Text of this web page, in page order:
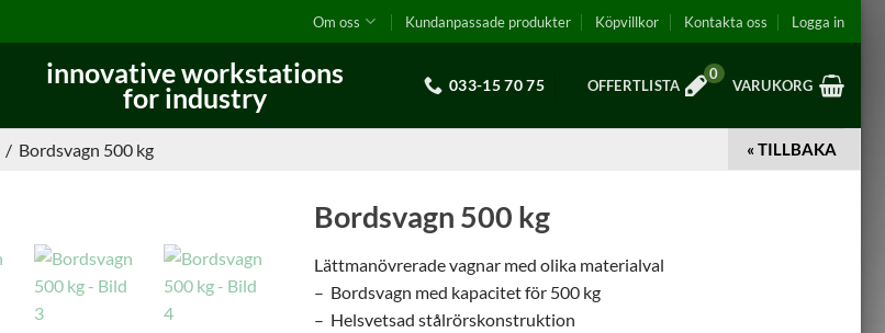
Om oss Kundanpassade produkter Köpvillkor Kontakta oss Logga in
innovative workstations
for industry 033-15 70 75 OFFERTLISTA
0
VARUKORG
/ Bordsvagn 500 kg « TILLBAKA
Bordsvagn 500 kg
Lättmanövrerade vagnar med olika materialval
– Bordsvagn med kapacitet för 500 kg
– Helsvetsad stålrörskonstruktion